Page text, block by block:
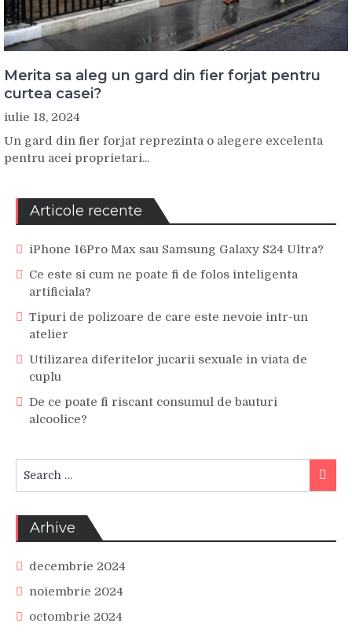
Merita sa aleg un gard din fier forjat pentru
curtea casei?
iulie 18, 2024
Un gard din fier forjat reprezinta o alegere excelenta
pentru acei proprietari...
Articole recente
iPhone 16Pro Max sau Samsung Galaxy S24 Ultra?
Ce este si cum ne poate fi de folos inteligenta
artificiala?
Tipuri de polizoare de care este nevoie intr-un
atelier
Utilizarea diferitelor jucarii sexuale in viata de
cuplu
De ce poate fi riscant consumul de bauturi
alcoolice?
for:
Arhive
decembrie 2024
noiembrie 2024
octombrie 2024